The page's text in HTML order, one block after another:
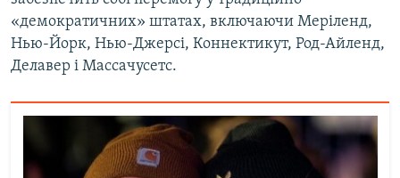
Усі сайти RFE/RL
«демократичних» штатах, включаючи Меріленд,
Нью-Йорк, Нью-Джерсі, Коннектикут, Род-Айленд,
Делавер і Массачусетс.